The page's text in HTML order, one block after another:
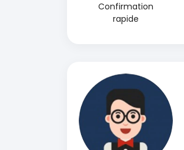
Confirmation
rapide